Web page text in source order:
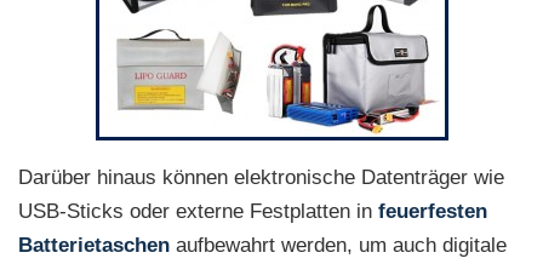
Darüber hinaus können elektronische Datenträger wie
USB-Sticks oder externe Festplatten in feuerfesten
Batterietaschen aufbewahrt werden, um auch digitale